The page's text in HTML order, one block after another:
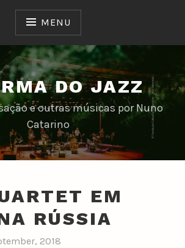
MENU
DO JAZZ
e outras músicas por Nuno
Catarino
EM
RÚSSIA
2018